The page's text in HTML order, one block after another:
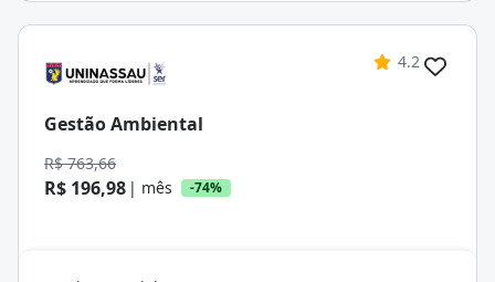
4.2
Gestão Ambiental
R$ 763,66
R$ 196,98 | mês -74%